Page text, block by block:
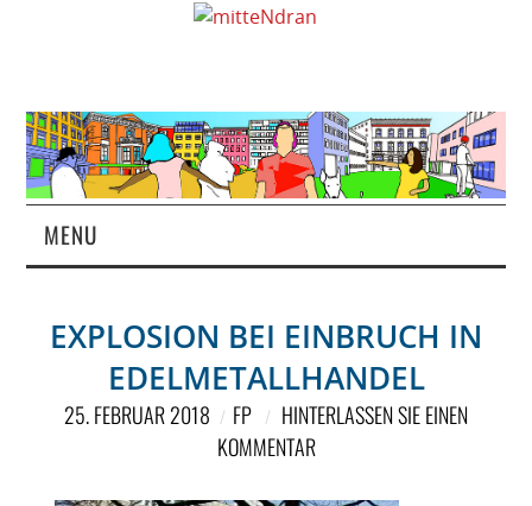
MENU
MAGAZIN
ÜBER UNS
EXPLOSION BEI EINBRUCH IN
EDELMETALLHANDEL
25. FEBRUAR 2018 FP
HINTERLASSEN SIE EINEN
KOMMENTAR